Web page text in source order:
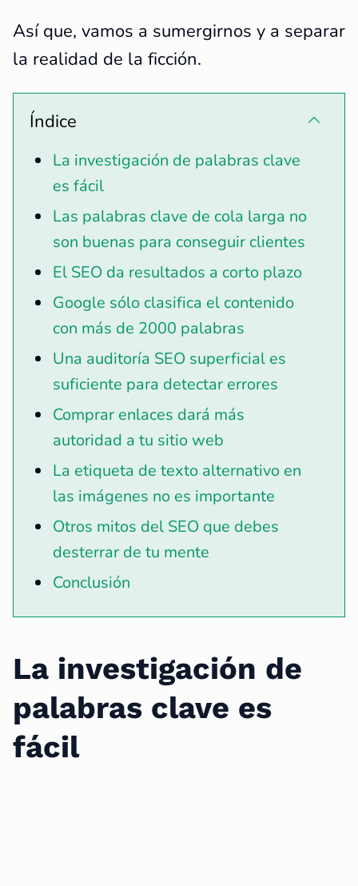
Así que, vamos a sumergirnos y a separar
la realidad de la ficción.
Índice
La investigación de palabras clave
es fácil
Las palabras clave de cola larga no
son buenas para conseguir clientes
El SEO da resultados a corto plazo
Google sólo clasifica el contenido
con más de 2000 palabras
Una auditoría SEO superficial es
suficiente para detectar errores
Comprar enlaces dará más
autoridad a tu sitio web
La etiqueta de texto alternativo en
las imágenes no es importante
Otros mitos del SEO que debes
desterrar de tu mente
Conclusión
La investigación de
palabras clave es
fácil